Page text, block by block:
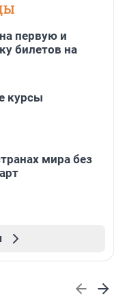
первую и
билетов на
курсы
мира без